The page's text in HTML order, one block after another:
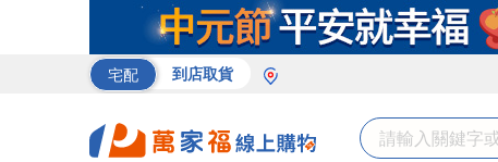
宅配 到店取貨